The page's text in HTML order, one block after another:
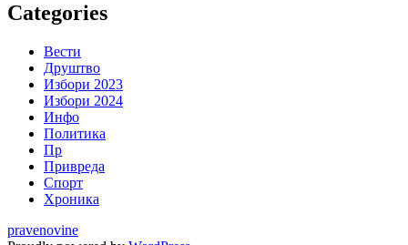
Categories
Вести
Друштво
Избори 2023
Избори 2024
Инфо
Политика
Пр
Привреда
Спорт
Хроника
pravenovine